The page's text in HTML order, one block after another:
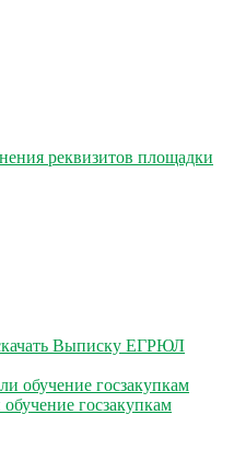
реквизитов площадки
Выписку ЕГРЮЛ
госзакупкам